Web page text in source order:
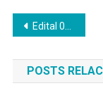
de
Post
Edital 06/DEAD/2019 – Consulta para escolha dos membros do Colegiado Único das Licenciaturas da DEAD
POSTS